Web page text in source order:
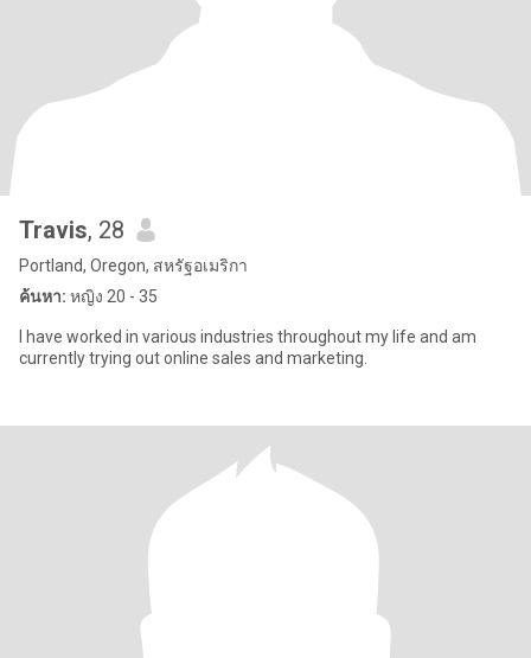
Travis, 28
Portland, Oregon, สหรัฐอเมริกา
ค้นหา: หญิง 20 - 35
I have worked in various industries throughout my life and am
currently trying out online sales and marketing.